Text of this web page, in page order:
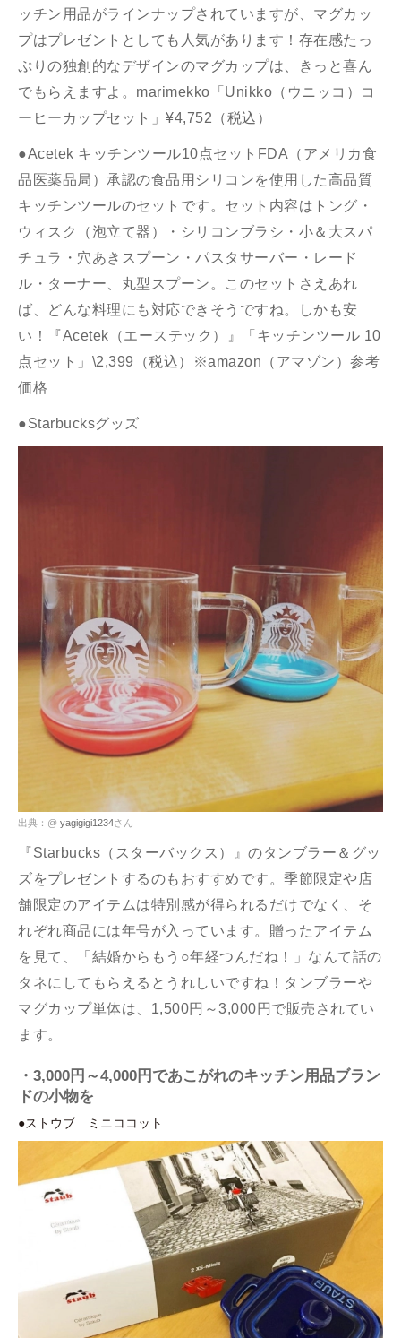
ッチン用品がラインナップされていますが、マグカッ
プはプレゼントとしても人気があります！存在感たっ
ぷりの独創的なデザインのマグカップは、きっと喜ん
でもらえますよ。marimekko「Unikko（ウニッコ）コ
ーヒーカップセット」¥4,752（税込）
●Acetek キッチンツール10点セットFDA（アメリカ食
品医薬品局）承認の食品用シリコンを使用した高品質
キッチンツールのセットです。セット内容はトング・
ウィスク（泡立て器）・シリコンブラシ・小＆大スパ
チュラ・穴あきスプーン・パスタサーバー・レード
ル・ターナー、丸型スプーン。このセットさえあれ
ば、どんな料理にも対応できそうですね。しかも安
い！『Acetek（エーステック）』「キッチンツール 10
点セット」\2,399（税込）※amazon（アマゾン）参考
価格
●Starbucksグッズ
出典：@ yagigigi1234さん
『Starbucks（スターバックス）』のタンブラー＆グッ
ズをプレゼントするのもおすすめです。季節限定や店
舗限定のアイテムは特別感が得られるだけでなく、そ
れぞれ商品には年号が入っています。贈ったアイテム
を見て、「結婚からもう○年経つんだね！」なんて話の
タネにしてもらえるとうれしいですね！タンブラーや
マグカップ単体は、1,500円～3,000円で販売されてい
ます。
・3,000円～4,000円であこがれのキッチン用品ブラン
ドの小物を
●ストウブ ミニココット